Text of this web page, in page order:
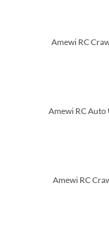
Amewi RC
Amewi RC
Amewi RC